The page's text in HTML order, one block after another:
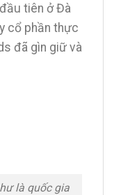
tiên ở Đà
cổ phần thực
đã gìn giữ và
là quốc gia